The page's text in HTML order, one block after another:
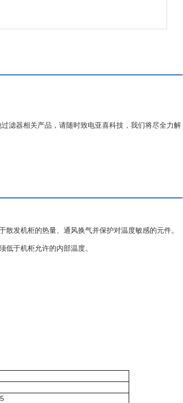
滤器相关产品，请随时致电亚喜科技，我们将尽全力解
发机柜的热量、通风换气并保护对温度敏感的元件。
低于机柜允许的内部温度。